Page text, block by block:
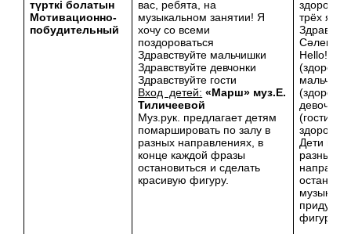
түрткі болатын
Мотивационно-
побудительный
вас, ребята, на
музыкальном занятии! Я
хочу со всеми
поздороваться
Здравствуйте мальчишки
Здравствуйте девчонки
Здравствуйте гости
Вход детей: «Марш» муз.Е.
Тиличеевой
Муз.рук. предлагает детям
помаршировать по залу в
разных направлениях, в
конце каждой фразы
остановиться и сделать
красивую фигуру.
трёх
Hello!
мальчики)
девочки)
(гости
Дети
разных
музыки
фигуру.